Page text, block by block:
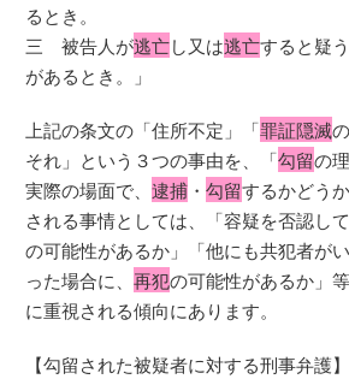
るとき。
三 被告人が逃亡し又は逃亡すると疑
があるとき。」
上記の条文の「住所不定」「罪証隠滅
それ」という３つの事由を、「勾留の
実際の場面で、逮捕 ・勾留するかどう
される事情としては、「容疑を否認し
の可能性があるか」「他にも共犯者が
った場合に、再犯の可能性があるか」
に重視される傾向にあります。
【勾留された被疑者に対する刑事弁護】